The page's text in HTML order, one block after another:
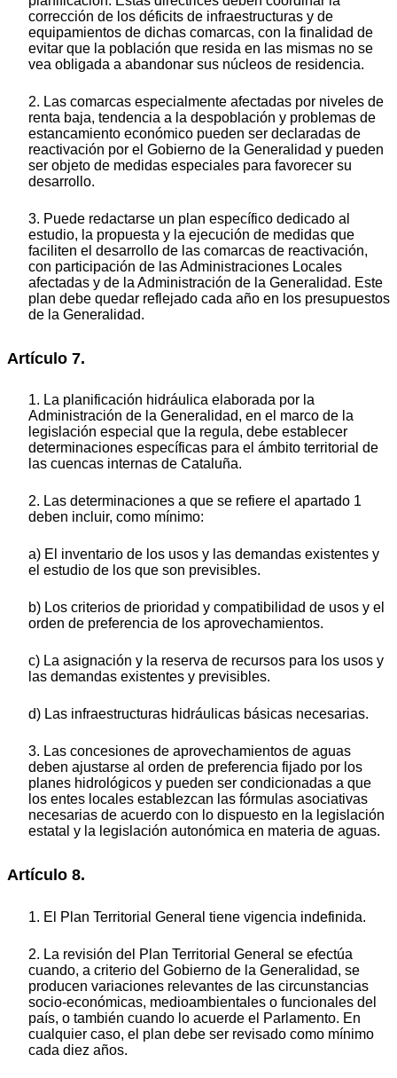
corrección de los déficits de infraestructuras y de
equipamientos de dichas comarcas, con la finalidad de
evitar que la población que resida en las mismas no se
vea obligada a abandonar sus núcleos de residencia.
2. Las comarcas especialmente afectadas por niveles de
renta baja, tendencia a la despoblación y problemas de
estancamiento económico pueden ser declaradas de
reactivación por el Gobierno de la Generalidad y pueden
ser objeto de medidas especiales para favorecer su
desarrollo.
3. Puede redactarse un plan específico dedicado al
estudio, la propuesta y la ejecución de medidas que
faciliten el desarrollo de las comarcas de reactivación,
con participación de las Administraciones Locales
afectadas y de la Administración de la Generalidad. Este
plan debe quedar reflejado cada año en los presupuestos
de la Generalidad.
Artículo 7.
1. La planificación hidráulica elaborada por la
Administración de la Generalidad, en el marco de la
legislación especial que la regula, debe establecer
determinaciones específicas para el ámbito territorial de
las cuencas internas de Cataluña.
2. Las determinaciones a que se refiere el apartado 1
deben incluir, como mínimo:
a) El inventario de los usos y las demandas existentes y
el estudio de los que son previsibles.
b) Los criterios de prioridad y compatibilidad de usos y el
orden de preferencia de los aprovechamientos.
c) La asignación y la reserva de recursos para los usos y
las demandas existentes y previsibles.
d) Las infraestructuras hidráulicas básicas necesarias.
3. Las concesiones de aprovechamientos de aguas
deben ajustarse al orden de preferencia fijado por los
planes hidrológicos y pueden ser condicionadas a que
los entes locales establezcan las fórmulas asociativas
necesarias de acuerdo con lo dispuesto en la legislación
estatal y la legislación autonómica en materia de aguas.
Artículo 8.
1. El Plan Territorial General tiene vigencia indefinida.
2. La revisión del Plan Territorial General se efectúa
cuando, a criterio del Gobierno de la Generalidad, se
producen variaciones relevantes de las circunstancias
socio-económicas, medioambientales o funcionales del
país, o también cuando lo acuerde el Parlamento. En
cualquier caso, el plan debe ser revisado como mínimo
cada diez años.